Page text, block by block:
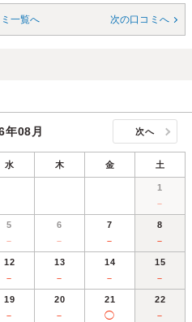
一覧へ 次の口コミへ
年08月 次へ
水 木 金 土
1
－
5
－
6
－
7
－
8
－
12
－
13
－
14
－
15
－
19
－
20
－
21
◯
22
－